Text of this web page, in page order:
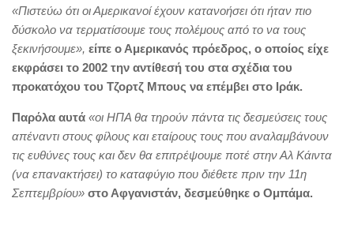
«Πιστεύω ότι οι Αμερικανοί έχουν κατανοήσει ότι ήταν πιο
δύσκολο να τερματίσουμε τους πολέμους από το να τους
ξεκινήσουμε», είπε ο Αμερικανός πρόεδρος, ο οποίος είχε
εκφράσει το 2002 την αντίθεσή του στα σχέδια του
προκατόχου του Τζορτζ Μπους να επέμβει στο Ιράκ.
Παρόλα αυτά «οι ΗΠΑ θα τηρούν πάντα τις δεσμεύσεις τους
απέναντι στους φίλους και εταίρους τους που αναλαμβάνουν
τις ευθύνες τους και δεν θα επιτρέψουμε ποτέ στην Αλ Κάιντα
(να επανακτήσει) το καταφύγιο που διέθετε πριν την 11η
Σεπτεμβρίου» στο Αφγανιστάν, δεσμεύθηκε ο Ομπάμα.